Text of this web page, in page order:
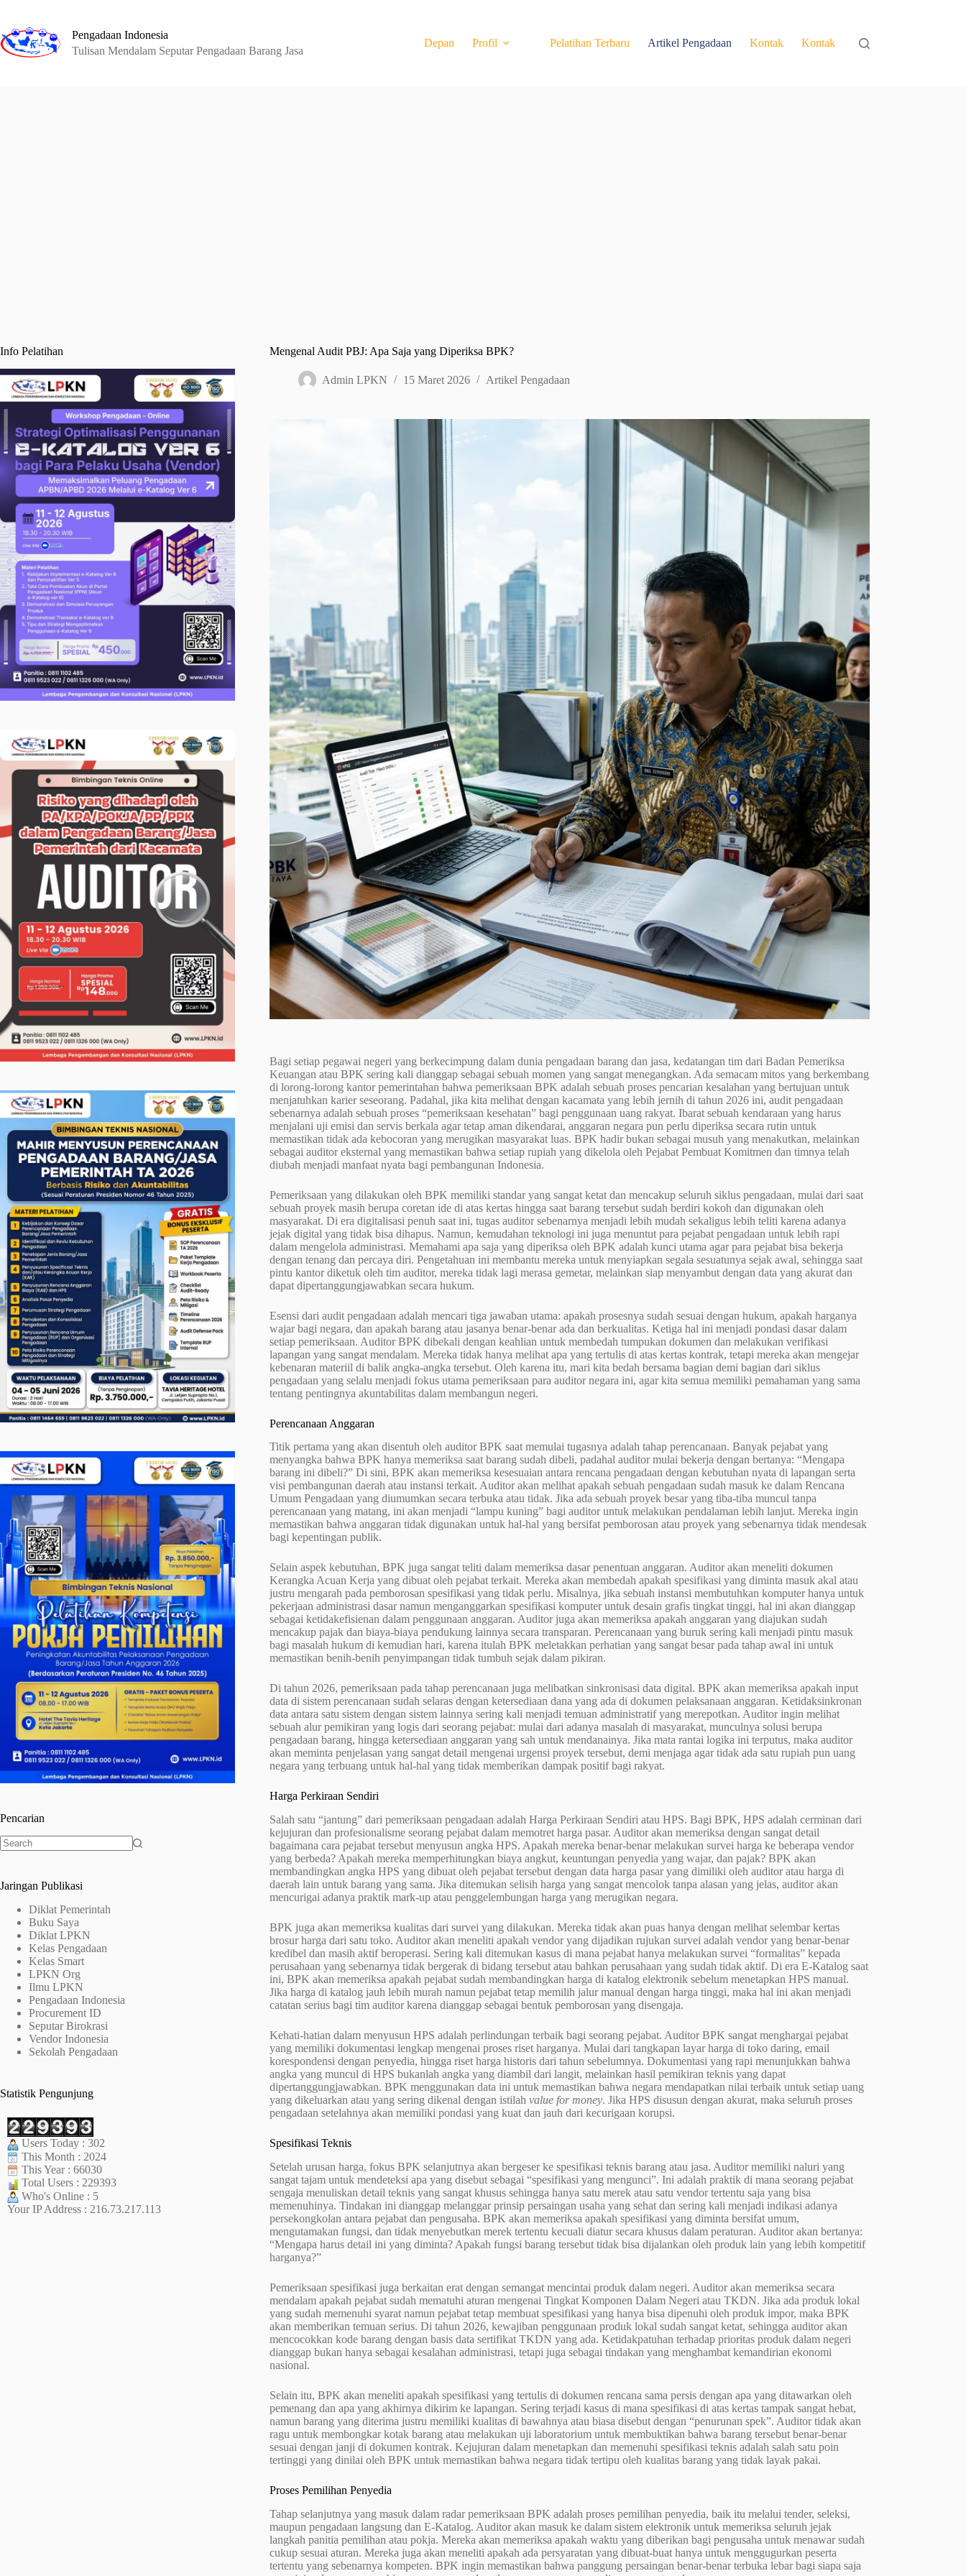
content
Pengadaan Indonesia
Tulisan Mendalam Seputar Pengadaan Barang Jasa
Depan Profil Pelatihan Terbaru Artikel Pengadaan Kontak Kontak
Mengenal Audit PBJ: Apa Saja yang Diperiksa BPK?
Admin LPKN 15 Maret 2026 Artikel Pengadaan
Bagi setiap pegawai negeri yang berkecimpung dalam dunia pengadaan barang dan jasa, kedatangan tim dari Badan Pemeriksa
Keuangan atau BPK sering kali dianggap sebagai sebuah momen yang sangat menegangkan. Ada semacam mitos yang berkembang
di lorong-lorong kantor pemerintahan bahwa pemeriksaan BPK adalah sebuah proses pencarian kesalahan yang bertujuan untuk
menjatuhkan karier seseorang. Padahal, jika kita melihat dengan kacamata yang lebih jernih di tahun 2026 ini, audit pengadaan
sebenarnya adalah sebuah proses “pemeriksaan kesehatan” bagi penggunaan uang rakyat. Ibarat sebuah kendaraan yang harus
menjalani uji emisi dan servis berkala agar tetap aman dikendarai, anggaran negara pun perlu diperiksa secara rutin untuk
memastikan tidak ada kebocoran yang merugikan masyarakat luas. BPK hadir bukan sebagai musuh yang menakutkan, melainkan
sebagai auditor eksternal yang memastikan bahwa setiap rupiah yang dikelola oleh Pejabat Pembuat Komitmen dan timnya telah
diubah menjadi manfaat nyata bagi pembangunan Indonesia.
Pemeriksaan yang dilakukan oleh BPK memiliki standar yang sangat ketat dan mencakup seluruh siklus pengadaan, mulai dari saat
sebuah proyek masih berupa coretan ide di atas kertas hingga saat barang tersebut sudah berdiri kokoh dan digunakan oleh
masyarakat. Di era digitalisasi penuh saat ini, tugas auditor sebenarnya menjadi lebih mudah sekaligus lebih teliti karena adanya
jejak digital yang tidak bisa dihapus. Namun, kemudahan teknologi ini juga menuntut para pejabat pengadaan untuk lebih rapi
dalam mengelola administrasi. Memahami apa saja yang diperiksa oleh BPK adalah kunci utama agar para pejabat bisa bekerja
dengan tenang dan percaya diri. Pengetahuan ini membantu mereka untuk menyiapkan segala sesuatunya sejak awal, sehingga saat
pintu kantor diketuk oleh tim auditor, mereka tidak lagi merasa gemetar, melainkan siap menyambut dengan data yang akurat dan
dapat dipertanggungjawabkan secara hukum.
Esensi dari audit pengadaan adalah mencari tiga jawaban utama: apakah prosesnya sudah sesuai dengan hukum, apakah harganya
wajar bagi negara, dan apakah barang atau jasanya benar-benar ada dan berkualitas. Ketiga hal ini menjadi pondasi dasar dalam
setiap pemeriksaan. Auditor BPK dibekali dengan keahlian untuk membedah tumpukan dokumen dan melakukan verifikasi
lapangan yang sangat mendalam. Mereka tidak hanya melihat apa yang tertulis di atas kertas kontrak, tetapi mereka akan mengejar
kebenaran materiil di balik angka-angka tersebut. Oleh karena itu, mari kita bedah bersama bagian demi bagian dari siklus
pengadaan yang selalu menjadi fokus utama pemeriksaan para auditor negara ini, agar kita semua memiliki pemahaman yang sama
tentang pentingnya akuntabilitas dalam membangun negeri.
Perencanaan Anggaran
Titik pertama yang akan disentuh oleh auditor BPK saat memulai tugasnya adalah tahap perencanaan. Banyak pejabat yang
menyangka bahwa BPK hanya memeriksa saat barang sudah dibeli, padahal auditor mulai bekerja dengan bertanya: “Mengapa
barang ini dibeli?” Di sini, BPK akan memeriksa kesesuaian antara rencana pengadaan dengan kebutuhan nyata di lapangan serta
visi pembangunan daerah atau instansi terkait. Auditor akan melihat apakah sebuah pengadaan sudah masuk ke dalam Rencana
Umum Pengadaan yang diumumkan secara terbuka atau tidak. Jika ada sebuah proyek besar yang tiba-tiba muncul tanpa
perencanaan yang matang, ini akan menjadi “lampu kuning” bagi auditor untuk melakukan pendalaman lebih lanjut. Mereka ingin
memastikan bahwa anggaran tidak digunakan untuk hal-hal yang bersifat pemborosan atau proyek yang sebenarnya tidak mendesak
bagi kepentingan publik.
Selain aspek kebutuhan, BPK juga sangat teliti dalam memeriksa dasar penentuan anggaran. Auditor akan meneliti dokumen
Kerangka Acuan Kerja yang dibuat oleh pejabat terkait. Mereka akan membedah apakah spesifikasi yang diminta masuk akal atau
justru mengarah pada pemborosan spesifikasi yang tidak perlu. Misalnya, jika sebuah instansi membutuhkan komputer hanya untuk
pekerjaan administrasi dasar namun menganggarkan spesifikasi komputer untuk desain grafis tingkat tinggi, hal ini akan dianggap
sebagai ketidakefisienan dalam penggunaan anggaran. Auditor juga akan memeriksa apakah anggaran yang diajukan sudah
mencakup pajak dan biaya-biaya pendukung lainnya secara transparan. Perencanaan yang buruk sering kali menjadi pintu masuk
bagi masalah hukum di kemudian hari, karena itulah BPK meletakkan perhatian yang sangat besar pada tahap awal ini untuk
memastikan benih-benih penyimpangan tidak tumbuh sejak dalam pikiran.
Di tahun 2026, pemeriksaan pada tahap perencanaan juga melibatkan sinkronisasi data digital. BPK akan memeriksa apakah input
data di sistem perencanaan sudah selaras dengan ketersediaan dana yang ada di dokumen pelaksanaan anggaran. Ketidaksinkronan
data antara satu sistem dengan sistem lainnya sering kali menjadi temuan administratif yang merepotkan. Auditor ingin melihat
sebuah alur pemikiran yang logis dari seorang pejabat: mulai dari adanya masalah di masyarakat, munculnya solusi berupa
pengadaan barang, hingga ketersediaan anggaran yang sah untuk mendanainya. Jika mata rantai logika ini terputus, maka auditor
akan meminta penjelasan yang sangat detail mengenai urgensi proyek tersebut, demi menjaga agar tidak ada satu rupiah pun uang
negara yang terbuang untuk hal-hal yang tidak memberikan dampak positif bagi rakyat.
Harga Perkiraan Sendiri
Salah satu “jantung” dari pemeriksaan pengadaan adalah Harga Perkiraan Sendiri atau HPS. Bagi BPK, HPS adalah cerminan dari
kejujuran dan profesionalisme seorang pejabat dalam memotret harga pasar. Auditor akan memeriksa dengan sangat detail
bagaimana cara pejabat tersebut menyusun angka HPS. Apakah mereka benar-benar melakukan survei harga ke beberapa vendor
yang berbeda? Apakah mereka memperhitungkan biaya angkut, keuntungan penyedia yang wajar, dan pajak? BPK akan
membandingkan angka HPS yang dibuat oleh pejabat tersebut dengan data harga pasar yang dimiliki oleh auditor atau harga di
daerah lain untuk barang yang sama. Jika ditemukan selisih harga yang sangat mencolok tanpa alasan yang jelas, auditor akan
mencurigai adanya praktik mark-up atau penggelembungan harga yang merugikan negara.
BPK juga akan memeriksa kualitas dari survei yang dilakukan. Mereka tidak akan puas hanya dengan melihat selembar kertas
brosur harga dari satu toko. Auditor akan meneliti apakah vendor yang dijadikan rujukan survei adalah vendor yang benar-benar
kredibel dan masih aktif beroperasi. Sering kali ditemukan kasus di mana pejabat hanya melakukan survei “formalitas” kepada
perusahaan yang sebenarnya tidak bergerak di bidang tersebut atau bahkan perusahaan yang sudah tidak aktif. Di era E-Katalog saat
ini, BPK akan memeriksa apakah pejabat sudah membandingkan harga di katalog elektronik sebelum menetapkan HPS manual.
Jika harga di katalog jauh lebih murah namun pejabat tetap memilih jalur manual dengan harga tinggi, maka hal ini akan menjadi
catatan serius bagi tim auditor karena dianggap sebagai bentuk pemborosan yang disengaja.
Kehati-hatian dalam menyusun HPS adalah perlindungan terbaik bagi seorang pejabat. Auditor BPK sangat menghargai pejabat
yang memiliki dokumentasi lengkap mengenai proses riset harganya. Mulai dari tangkapan layar harga di toko daring, email
korespondensi dengan penyedia, hingga riset harga historis dari tahun sebelumnya. Dokumentasi yang rapi menunjukkan bahwa
angka yang muncul di HPS bukanlah angka yang diambil dari langit, melainkan hasil pemikiran teknis yang dapat
dipertanggungjawabkan. BPK menggunakan data ini untuk memastikan bahwa negara mendapatkan nilai terbaik untuk setiap uang
yang dikeluarkan atau yang sering dikenal dengan istilah value for money. Jika HPS disusun dengan akurat, maka seluruh proses
pengadaan setelahnya akan memiliki pondasi yang kuat dan jauh dari kecurigaan korupsi.
Spesifikasi Teknis
Setelah urusan harga, fokus BPK selanjutnya akan bergeser ke spesifikasi teknis barang atau jasa. Auditor memiliki naluri yang
sangat tajam untuk mendeteksi apa yang disebut sebagai “spesifikasi yang mengunci”. Ini adalah praktik di mana seorang pejabat
sengaja menuliskan detail teknis yang sangat khusus sehingga hanya satu merek atau satu vendor tertentu saja yang bisa
memenuhinya. Tindakan ini dianggap melanggar prinsip persaingan usaha yang sehat dan sering kali menjadi indikasi adanya
persekongkolan antara pejabat dan pengusaha. BPK akan memeriksa apakah spesifikasi yang diminta bersifat umum,
mengutamakan fungsi, dan tidak menyebutkan merek tertentu kecuali diatur secara khusus dalam peraturan. Auditor akan bertanya:
“Mengapa harus detail ini yang diminta? Apakah fungsi barang tersebut tidak bisa dijalankan oleh produk lain yang lebih kompetitif
harganya?”
Pemeriksaan spesifikasi juga berkaitan erat dengan semangat mencintai produk dalam negeri. Auditor akan memeriksa secara
mendalam apakah pejabat sudah mematuhi aturan mengenai Tingkat Komponen Dalam Negeri atau TKDN. Jika ada produk lokal
yang sudah memenuhi syarat namun pejabat tetap membuat spesifikasi yang hanya bisa dipenuhi oleh produk impor, maka BPK
akan memberikan temuan serius. Di tahun 2026, kewajiban penggunaan produk lokal sudah sangat ketat, sehingga auditor akan
mencocokkan kode barang dengan basis data sertifikat TKDN yang ada. Ketidakpatuhan terhadap prioritas produk dalam negeri
dianggap bukan hanya sebagai kesalahan administrasi, tetapi juga sebagai tindakan yang menghambat kemandirian ekonomi
nasional.
Selain itu, BPK akan meneliti apakah spesifikasi yang tertulis di dokumen rencana sama persis dengan apa yang ditawarkan oleh
pemenang dan apa yang akhirnya dikirim ke lapangan. Sering terjadi kasus di mana spesifikasi di atas kertas tampak sangat hebat,
namun barang yang diterima justru memiliki kualitas di bawahnya atau biasa disebut dengan “penurunan spek”. Auditor tidak akan
ragu untuk membongkar kotak barang atau melakukan uji laboratorium untuk membuktikan bahwa barang tersebut benar-benar
sesuai dengan janji di dokumen kontrak. Kejujuran dalam menetapkan dan memenuhi spesifikasi teknis adalah salah satu poin
tertinggi yang dinilai oleh BPK untuk memastikan bahwa negara tidak tertipu oleh kualitas barang yang tidak layak pakai.
Proses Pemilihan Penyedia
Tahap selanjutnya yang masuk dalam radar pemeriksaan BPK adalah proses pemilihan penyedia, baik itu melalui tender, seleksi,
maupun pengadaan langsung dan E-Katalog. Auditor akan masuk ke dalam sistem elektronik untuk memeriksa seluruh jejak
langkah panitia pemilihan atau pokja. Mereka akan memeriksa apakah waktu yang diberikan bagi pengusaha untuk menawar sudah
cukup sesuai aturan. Mereka juga akan meneliti apakah ada persyaratan yang dibuat-buat hanya untuk menggugurkan peserta
tertentu yang sebenarnya kompeten. BPK ingin memastikan bahwa panggung persaingan benar-benar terbuka lebar bagi siapa saja
Info Pelatihan
Pencarian
Jaringan Publikasi
Diklat Pemerintah
Buku Saya
Diklat LPKN
Kelas Pengadaan
Kelas Smart
LPKN Org
Ilmu LPKN
Pengadaan Indonesia
Procurement ID
Seputar Birokrasi
Vendor Indonesia
Sekolah Pengadaan
Statistik Pengunjung
Users Today : 302
This Month : 2024
This Year : 66030
Total Users : 229393
Who's Online : 5
Your IP Address : 216.73.217.113